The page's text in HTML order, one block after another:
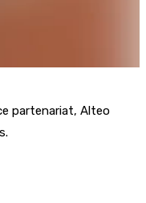
partenariat, Alteo